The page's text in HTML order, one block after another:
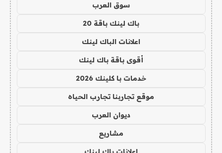
سوق العرب
باك لينك باقة 20
اعلانات الباك لينك
أقوى باقة باك لينك
خدمات با كلينك 2026
موقع تجاربنا تجارب الحياه
ديوان العرب
مشاريع